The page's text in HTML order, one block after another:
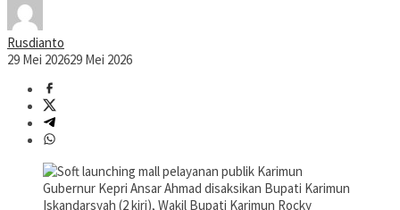
Rusdianto
29 Mei 202629 Mei 2026
Gubernur Kepri Ansar Ahmad disaksikan Bupati Karimun
Iskandarsyah (2 kiri), Wakil Bupati Karimun Rocky